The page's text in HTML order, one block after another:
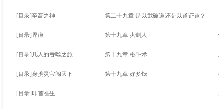
[目录]至高之神 第二十九章 是以武破道还是以道证道？
[目录]界痕 第十九章 执剑人
[目录] 凡人的吞噬之旅 第十九章 格斗术
[目录]身携灵宝闯天下 第十九章 好多钱
[目录] 叩首苍生